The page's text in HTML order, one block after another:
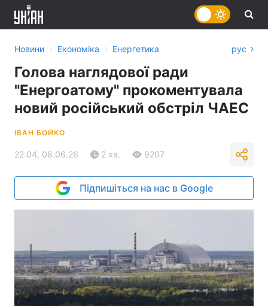
Новини › Економіка › Енергетика рус
Голова наглядової ради
"Енергоатому" прокоментувала
новий російський обстріл ЧАЕС
ІВАН БОЙКО
22:04, 08.06.26 2 хв. 9207
Підпишіться на нас в Google